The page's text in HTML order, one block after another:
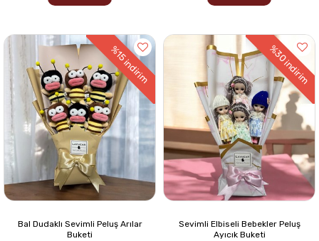
%15
indirim
Bal Dudaklı Sevimli Peluş Arılar
Buketi
%30
indirim
Sevimli Elbiseli Bebekler Peluş
Ayıcık Buketi